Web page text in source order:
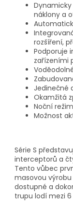
náklony a
rozšíření,
Podporuje
zařízeními
Jedinečné
Okamžitá
Noční režim
Možnost
Série S
interceptorů a
Tento vůbec
masovou
dostupné a
trupu lodí mezi 6